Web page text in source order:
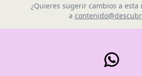
¿Quieres sugerir cambios a esta
a